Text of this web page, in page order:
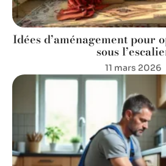
Idées d’aménagement pour
sous
11 mars 2026